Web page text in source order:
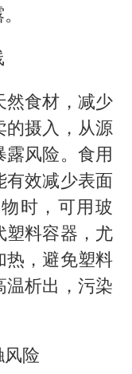
然食材，减少
的摄入，从源
风险。食用
有效减少表面
时，可用玻
塑料容器，尤
热，避免塑料
温析出，污染
险